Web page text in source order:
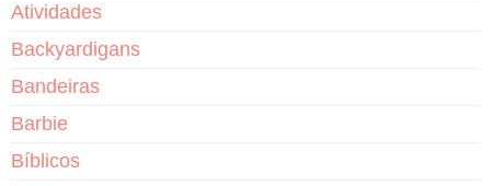
Atividades
Backyardigans
Bandeiras
Barbie
Bíblicos